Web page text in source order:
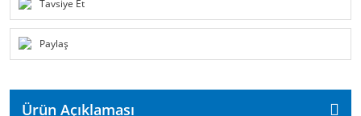
Tavsiye Et
Paylaş
Ürün Açıklaması